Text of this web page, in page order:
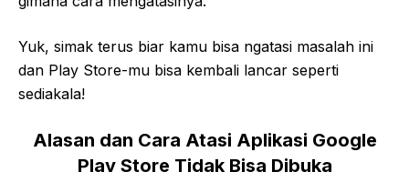
Yuk, simak terus biar kamu bisa ngatasi masalah ini
dan Play Store-mu bisa kembali lancar seperti
sediakala!
Alasan dan Cara Atasi Aplikasi Google
Play Store Tidak Bisa Dibuka